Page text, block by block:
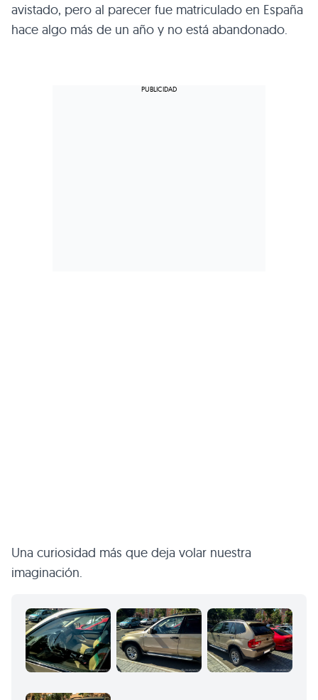
avistado, pero al parecer fue matriculado en España
hace algo más de un año y no está abandonado.
Una curiosidad más que deja volar nuestra
imaginación.